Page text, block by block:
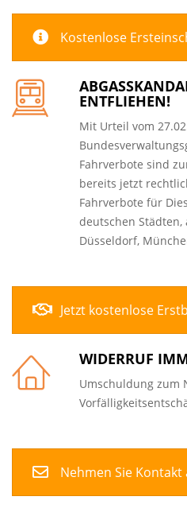
Kostenlose
ENTFLIEHEN!
Mit Urteil vom
Fahrverbote sind
bereits jetzt
Fahrverbote für
deutschen
Düsseldorf,
Jetzt kostenlose
WIDERRUF
Umschuldung zum
Nehmen Sie Kontakt